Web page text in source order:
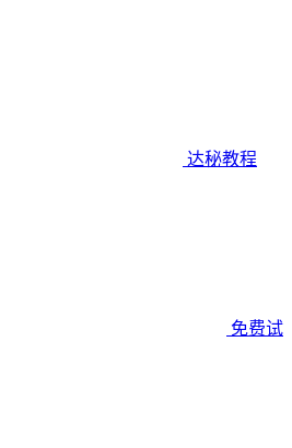
达秘教程
免费试